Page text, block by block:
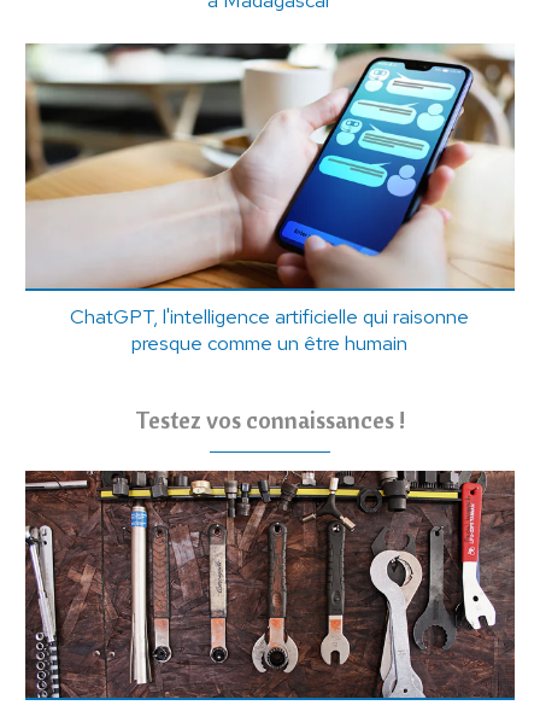
ChatGPT, l'intelligence artificielle qui raisonne
presque comme un être humain
Testez vos connaissances !